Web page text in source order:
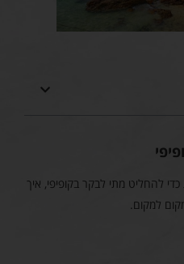
להחליט מתי לבקר בקופיפי, איך
למקום.